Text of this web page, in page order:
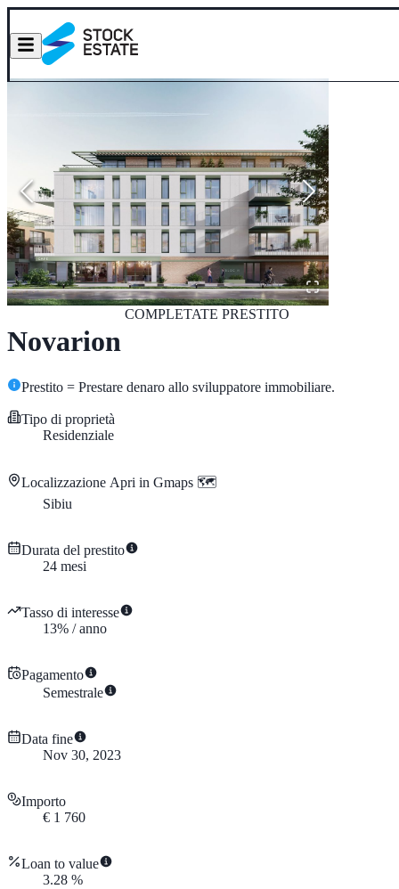
Novarion
COMPLETATE PRESTITO
Prestito = Prestare denaro allo sviluppatore immobiliare.
Tipo di proprietà
Residenziale
Localizzazione Apri in Gmaps 🗺️
Sibiu
Durata del prestito
24 mesi
Tasso di interesse
13% /anno
Pagamento
Semestrale
Data fine
Nov 30, 2023
Importo
€ 1 760
Loan to value
3.28 %